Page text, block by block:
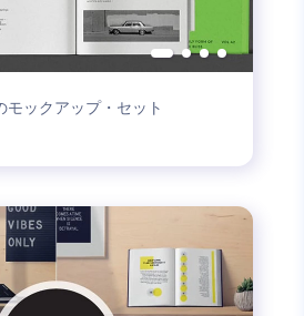
モックアップ・セット